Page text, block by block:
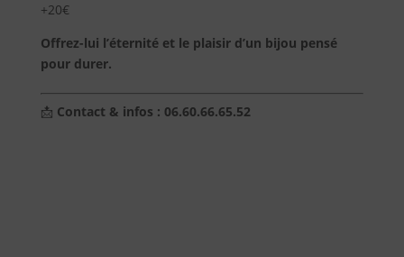
+20€
Offrez-lui l’éternité et le plaisir d’un bijou pensé
pour durer.
📩 Contact & infos : 06.60.66.65.52